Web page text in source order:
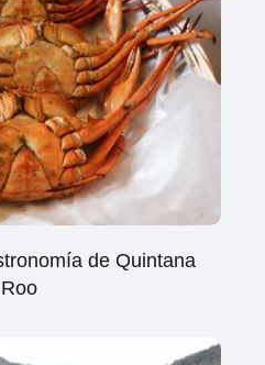
de Quintana
Roo